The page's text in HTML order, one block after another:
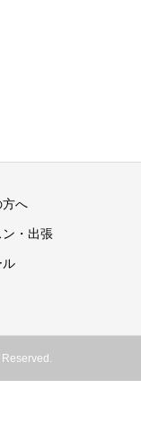
方へ
・出張
ル